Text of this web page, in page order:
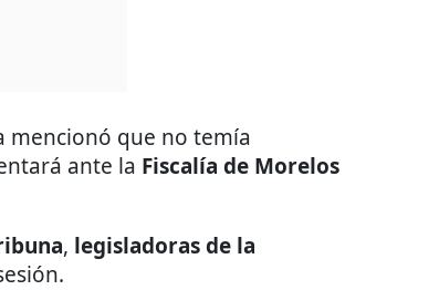
que no temía
ante la Fiscalía de Morelos
, legisladoras de la